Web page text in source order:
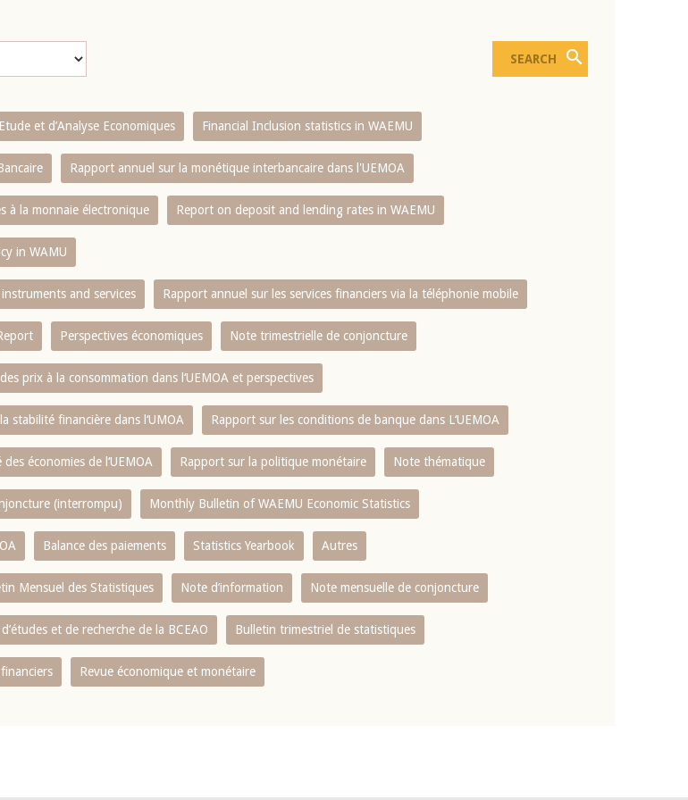
et d’Analyse Economiques Financial Inclusion statistics in WAEMU
Rapport annuel sur la monétique interbancaire dans l'UEMOA
à la monnaie électronique Report on deposit and lending rates in WAEMU
in WAMU
and services Rapport annuel sur les services financiers via la téléphonie mobile
Perspectives économiques Note trimestrielle de conjoncture
prix à la consommation dans l‘UEMOA et perspectives
stabilité financière dans l‘UMOA Rapport sur les conditions de banque dans L‘UEMOA
économies de l‘UEMOA Rapport sur la politique monétaire Note thématique
(interrompu) Monthly Bulletin of WAEMU Economic Statistics
Balance des paiements Statistics Yearbook Autres
Mensuel des Statistiques Note d’information Note mensuelle de conjoncture
et de recherche de la BCEAO Bulletin trimestriel de statistiques
Revue économique et monétaire